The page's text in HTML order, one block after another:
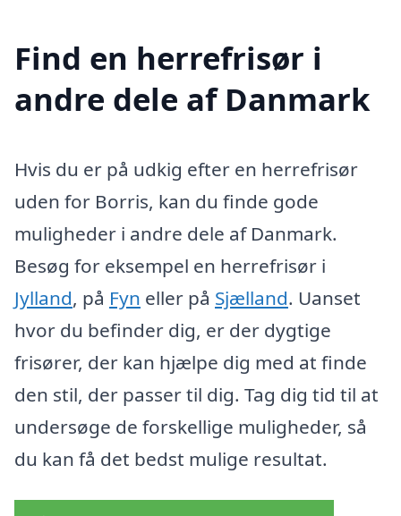
Find en herrefrisør i
andre dele af Danmark
Hvis du er på udkig efter en herrefrisør
uden for Borris, kan du finde gode
muligheder i andre dele af Danmark.
Besøg for eksempel en herrefrisør i
Jylland, på Fyn eller på Sjælland. Uanset
hvor du befinder dig, er der dygtige
frisører, der kan hjælpe dig med at finde
den stil, der passer til dig. Tag dig tid til at
undersøge de forskellige muligheder, så
du kan få det bedst mulige resultat.